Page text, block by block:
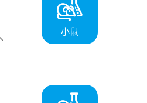
小鼠